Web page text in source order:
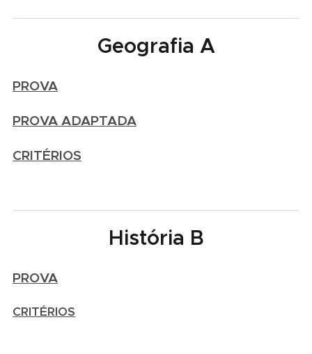
Geografia A
PROVA
PROVA ADAPTADA
CRITÉRIOS
História B
PROVA
CRITÉRIOS